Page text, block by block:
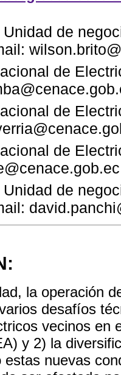
Unidad de
de
de
de
Unidad de
la operación
desafíos
vecinos en
y 2) la
estas nuevas